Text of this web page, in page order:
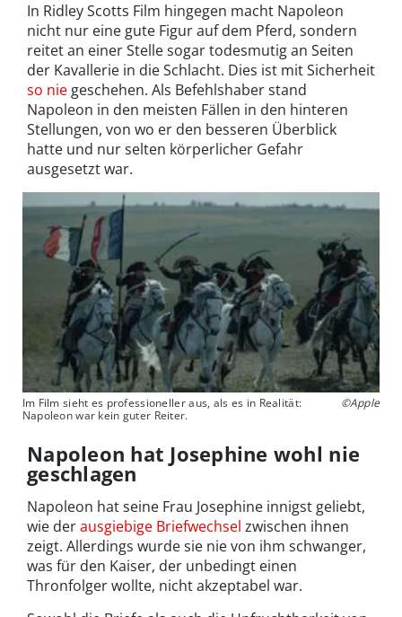
In Ridley Scotts Film hingegen macht Napoleon
nicht nur eine gute Figur auf dem Pferd, sondern
reitet an einer Stelle sogar todesmutig an Seiten
der Kavallerie in die Schlacht. Dies ist mit Sicherheit
so nie geschehen. Als Befehlshaber stand
Napoleon in den meisten Fällen in den hinteren
Stellungen, von wo er den besseren Überblick
hatte und nur selten körperlicher Gefahr
ausgesetzt war.
Im Film sieht es professioneller aus, als es in Realität:
Napoleon war kein guter Reiter.
©Apple
Napoleon hat Josephine wohl nie
geschlagen
Napoleon hat seine Frau Josephine innigst geliebt,
wie derausgiebige Briefwechsel zwischen ihnen
zeigt. Allerdings wurde sie nie von ihm schwanger,
was für den Kaiser, der unbedingt einen
Thronfolger wollte, nicht akzeptabel war.